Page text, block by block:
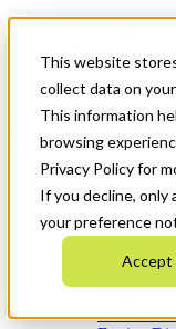
This website
collect data on
This information
browsing
Privacy Policy for
If you decline, only
your preference
Accept
News & Events
Get Started
Menu
Who We Are
Strategic
What We